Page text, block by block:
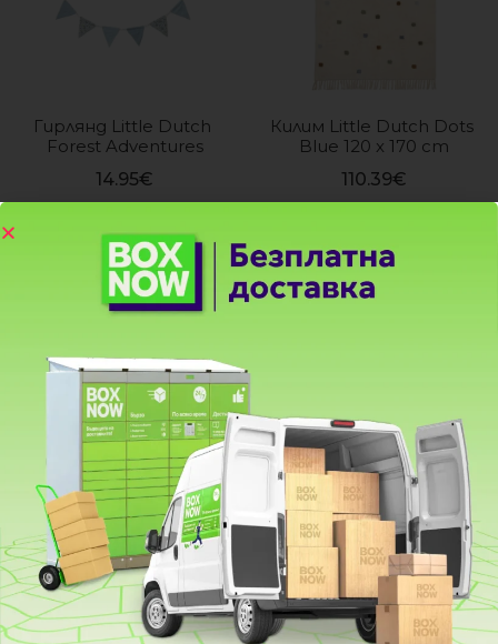
Гирлянд Little Dutch
Forest Adventures
14.95€
Килим Little Dutch Dots
Blue 120 x 170 cm
110.39€
Килим за Игра Little
Dutch Safari Friends
24.95
€
Килим за Игра Little
Dutch Cars
24.95€
- 30 % - 35 %